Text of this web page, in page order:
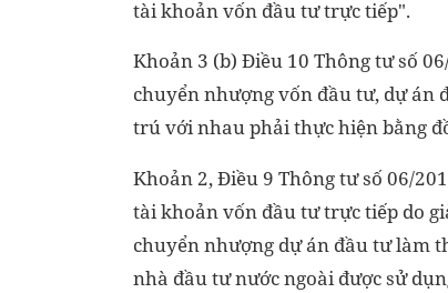
tài khoản vốn đầu tư trực tiếp".
Khoản 3 (b) Điều 10 Thông tư số
chuyển nhượng vốn đầu tư, dự án
trú với nhau phải thực hiện bằng
Khoản 2, Điều 9 Thông tư số 06/
tài khoản vốn đầu tư trực tiếp do
chuyển nhượng dự án đầu tư làm
nhà đầu tư nước ngoài được sử